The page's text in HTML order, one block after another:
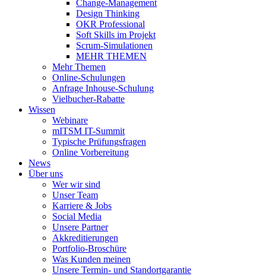
Change-Management
Design Thinking
OKR Professional
Soft Skills im Projekt
Scrum-Simulationen
MEHR THEMEN
Mehr Themen
Online-Schulungen
Anfrage Inhouse-Schulung
Vielbucher-Rabatte
Wissen
Webinare
mITSM IT-Summit
Typische Prüfungsfragen
Online Vorbereitung
News
Über uns
Wer wir sind
Unser Team
Karriere & Jobs
Social Media
Unsere Partner
Akkreditierungen
Portfolio-Broschüre
Was Kunden meinen
Unsere Termin- und Standortgarantie